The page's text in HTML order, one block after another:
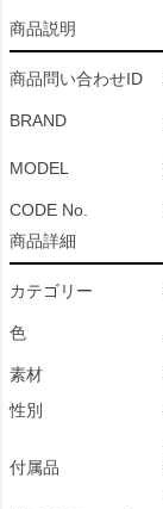
商品説明
商品問い合わせID
BRAND
MODEL
CODE No.
商品詳細
カテゴリー
色
素材
性別
付属品